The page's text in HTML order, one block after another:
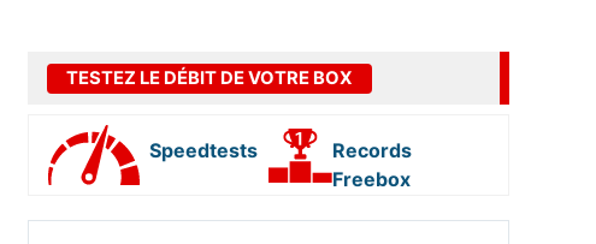
TESTEZ LE DÉBIT DE VOTRE BOX
Speedtests
Records
Freebox